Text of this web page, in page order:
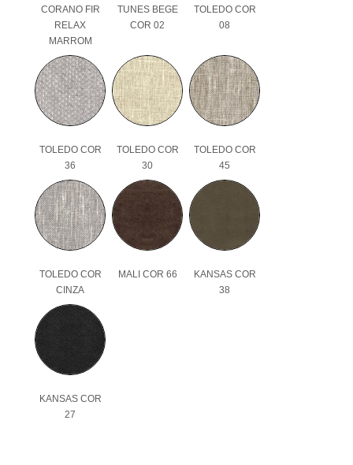
CORANO FIR
RELAX
MARROM
TUNES BEGE
COR 02
TOLEDO COR
08
TOLEDO COR
36
TOLEDO COR
30
TOLEDO COR
45
TOLEDO COR
CINZA
MALI COR 66
KANSAS COR
38
KANSAS COR
27